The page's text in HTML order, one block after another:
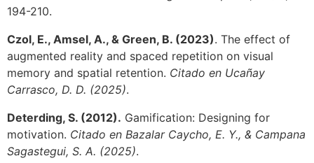
194-210.
Czol, E., Amsel, A., & Green, B. (2023). The effect of
augmented reality and spaced repetition on visual
memory and spatial retention. Citado en Ucañay
Carrasco, D. D. (2025).
Deterding, S. (2012). Gamification: Designing for
motivation. Citado en Bazalar Caycho, E. Y., & Campana
Sagastegui, S. A. (2025).